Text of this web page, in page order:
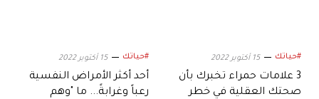
#حياتك 15 أكتوبر 2022
3 علامات حمراء تخبرك بأن
صحتك العقلية في خطر
#حياتك 15 أكتوبر 2022
أحد أكثر الأمراض النفسية
رعباً وغرابةً... ما "وهم